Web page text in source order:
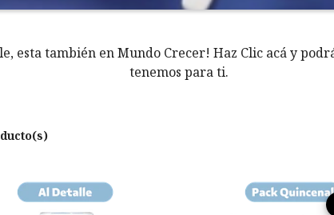
esta también en Mundo Crecer! Haz Clic acá y
tenemos para ti.